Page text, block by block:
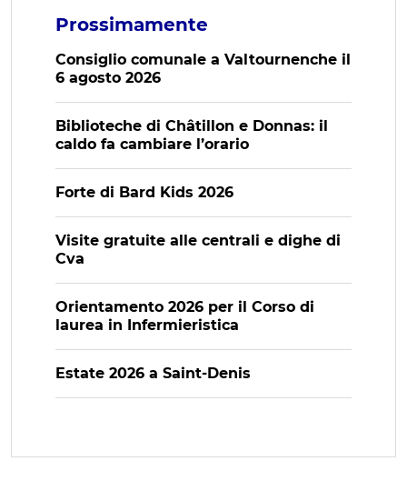
Prossimamente
Consiglio comunale a Valtournenche il
6 agosto 2026
Biblioteche di Châtillon e Donnas: il
caldo fa cambiare l’orario
Forte di Bard Kids 2026
Visite gratuite alle centrali e dighe di
Cva
Orientamento 2026 per il Corso di
laurea in Infermieristica
Estate 2026 a Saint-Denis